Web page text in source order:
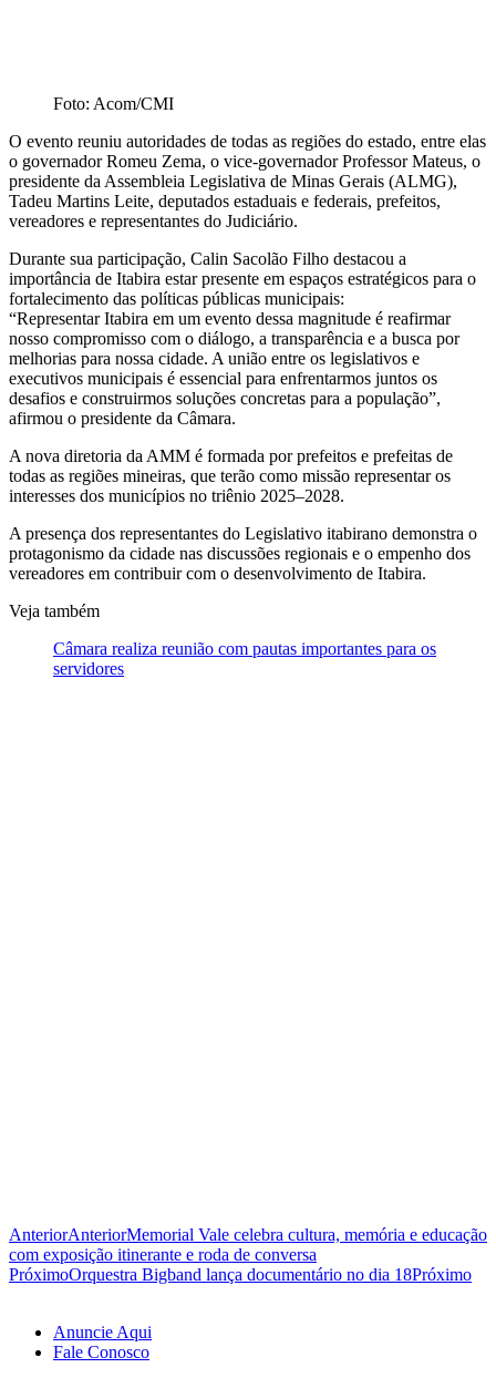
Foto: Acom/CMI
O evento reuniu autoridades de todas as regiões do estado, entre elas
o governador Romeu Zema, o vice-governador Professor Mateus, o
presidente da Assembleia Legislativa de Minas Gerais (ALMG),
Tadeu Martins Leite, deputados estaduais e federais, prefeitos,
vereadores e representantes do Judiciário.
Durante sua participação, Calin Sacolão Filho destacou a
importância de Itabira estar presente em espaços estratégicos para o
fortalecimento das políticas públicas municipais:
“Representar Itabira em um evento dessa magnitude é reafirmar
nosso compromisso com o diálogo, a transparência e a busca por
melhorias para nossa cidade. A união entre os legislativos e
executivos municipais é essencial para enfrentarmos juntos os
desafios e construirmos soluções concretas para a população”,
afirmou o presidente da Câmara.
A nova diretoria da AMM é formada por prefeitos e prefeitas de
todas as regiões mineiras, que terão como missão representar os
interesses dos municípios no triênio 2025–2028.
A presença dos representantes do Legislativo itabirano demonstra o
protagonismo da cidade nas discussões regionais e o empenho dos
vereadores em contribuir com o desenvolvimento de Itabira.
Veja também
Câmara realiza reunião com pautas importantes para os
servidores
AnteriorAnteriorMemorial Vale celebra cultura, memória e educação
com exposição itinerante e roda de conversa
PróximoOrquestra Bigband lança documentário no dia 18Próximo
Anuncie Aqui
Fale Conosco